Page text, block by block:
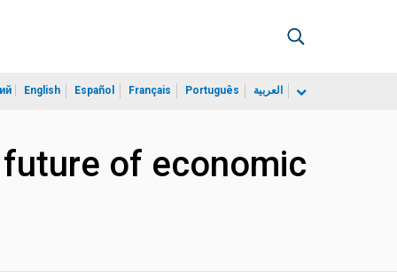
English Español Français Português العربية
of economic